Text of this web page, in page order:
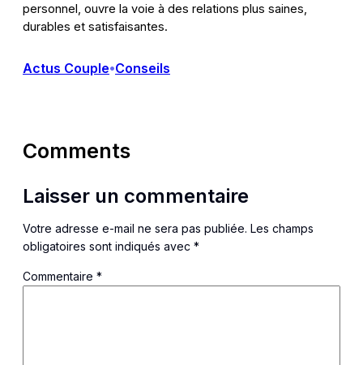
personnel, ouvre la voie à des relations plus saines,
durables et satisfaisantes.
Actus Couple•Conseils
Comments
Laisser un commentaire
Votre adresse e-mail ne sera pas publiée. Les champs
obligatoires sont indiqués avec *
Commentaire *